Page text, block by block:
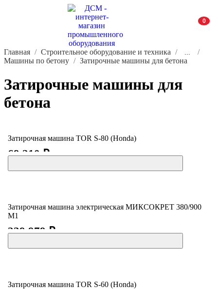
0
Главная Строительное оборудование и техника ...
Машины по бетону Затирочные машины для бетона
Затирочные машины для
бетона
Затирочная машина TOR S-80 (Honda)
69 210 ₽
Затирочная машина электрическая МИКСОКРЕТ 380/900
М1
239 979 ₽
Затирочная машина TOR S-60 (Honda)